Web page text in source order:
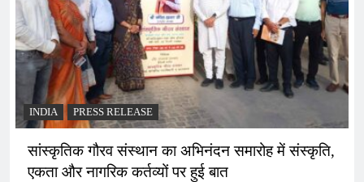
INDIA PRESS RELEASE
सांस्कृतिक गौरव संस्थान का अभिनंदन समारोह में संस्कृति,
एकता और नागरिक कर्तव्यों पर हुई बात